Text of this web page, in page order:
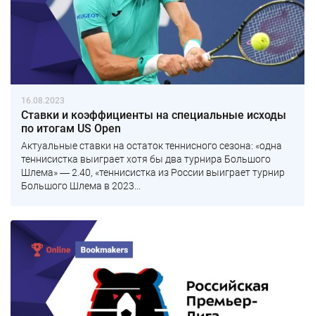
16.08.2023
Ставки и коэффициенты на специальные исходы
по итогам US Open
Актуальные ставки на остаток теннисного сезона: «одна
теннисистка выиграет хотя бы два турнира Большого
Шлема» ― 2.40, «теннисистка из России выиграет турнир
Большого Шлема в 2023...